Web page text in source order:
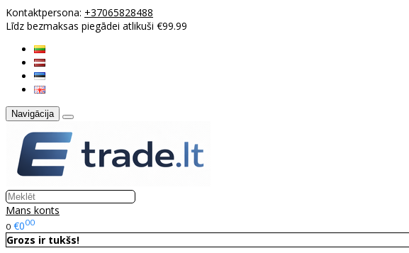
Kontaktpersona: +37065828488
Līdz bezmaksas piegādei atlikuši €99.99
Navigācija
Mans konts
0 €000
Grozs ir tukšs!